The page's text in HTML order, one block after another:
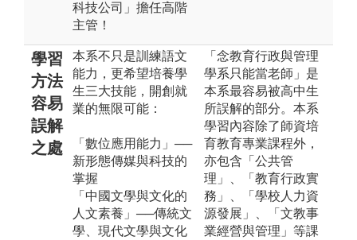
科技公司」擔任高階
主管！
學習
方法
容易
誤解
之處
本系不只是訓練語文
能力，更希望培養學
生三大技能，開創就
業的無限可能：
「數位應用能力」──
新形態傳媒與科技的
掌握
「中國文學與文化的
人文素養」──傳統文
學、現代文學與文化
「念教育行政與管理
學系只能當老師」是
本系最容易被高中生
所誤解的部分。本系
學習內容除了師資培
育教育專業課程外，
亦包含「公共管
理」、「教育行政實
務」、「學校人力資
源發展」、「文教事
業經營與管理」等課